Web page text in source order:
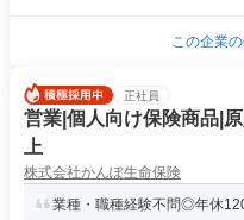
この企業
正社員
営業|個人向け保険商品|
上
株式会社かんぽ生命保険
業種・職種経験不問◎年休